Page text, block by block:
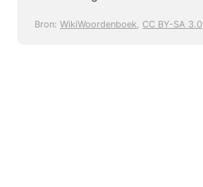
Bron: WikiWoordenboek, CC BY-SA 3.0